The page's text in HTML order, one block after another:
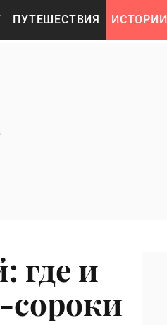
ПУТЕШЕСТВИЯ ИСТОРИИ
где и